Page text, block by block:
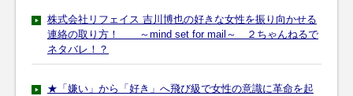
株式会社リフェイス 吉川博也の好きな女性を振り向かせる
連絡の取り方！ ～mind set for mail～ ２ちゃんねるで
ネタバレ！？
★「嫌い」から「好き」へ飛び級で女性の意識に革命を起